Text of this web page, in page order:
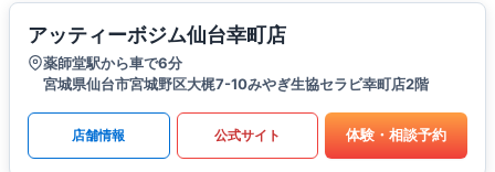
アッティーボジム仙台幸町店
薬師堂駅から車で6分
宮城県仙台市宮城野区大梶7-10みやぎ生協セラビ幸町店2階
店舗情報 公式サイト 体験・相談予約